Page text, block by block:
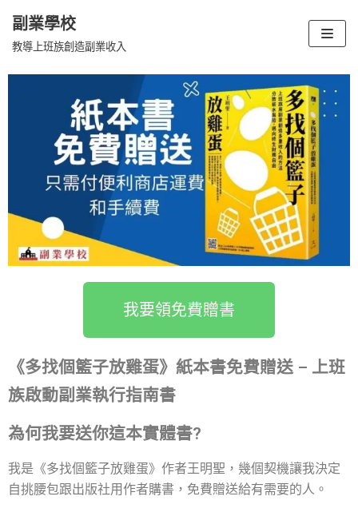
Skip
副業學校
教導上班族創造副業收入
我要領免費贈書
《多找個籃子放雞蛋》紙本書免費贈送 – 上班
族啟動副業執行指南書
為何我要送你這本實體書?
我是《多找個籃子放雞蛋》作者王明聖，幾個契機讓我決定
自挑腰包跟出版社用作者購書，免費贈送給有需要的人。